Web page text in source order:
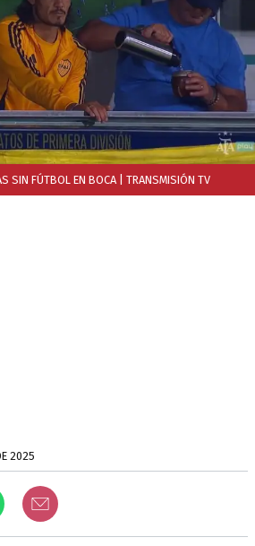
SIN FÚTBOL EN BOCA | TRANSMISIÓN TV
2025